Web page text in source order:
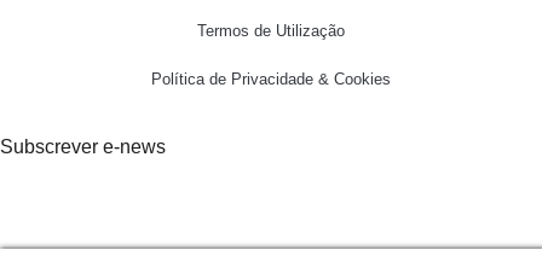
Termos de Utilização
Política de Privacidade & Cookies
Subscrever e-news